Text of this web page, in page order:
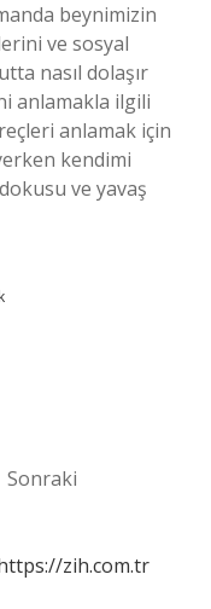
beynimizin
ve sosyal
nasıl dolaşır
anlamakla ilgili
anlamak için
kendimi
ve yavaş
Sonraki
zih.com.tr